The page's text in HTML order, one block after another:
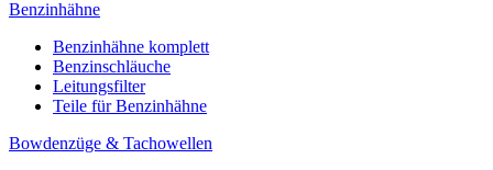
Benzinhähne
Benzinhähne komplett
Benzinschläuche
Leitungsfilter
Teile für Benzinhähne
Bowdenzüge & Tachowellen